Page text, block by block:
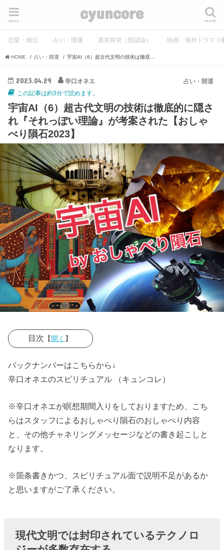
cyuncore search
menu
恋愛・婚活 占い・開運 真実探究（陰謀論） 映画・海外ドラマ・
HOME 占い・開運
占い・開運
2023.04.29
辛口オネエ
この記事は約3分で読めます。
宇宙AI（6）超古代文明の技術は徹底的に隠さ
れ『それっぽい理論』が考案された【おしゃ
べり隕石2023】
目次 【開く 】
封印されてい
ーが多数存在
する
» 彼らが
ムを考
める理
バックナンバーはこちらから↓
辛口オネエのスピリチュアル （キュンコレ）
※辛口オネエが瞑想期間入りをしておりますため、こち
らはスタッフによるおしゃべり隕石のおしゃべり内容
と、その他チャネリングメッセージなどの書き起こしと
なります。
※箇条書きかつ、スピリチュアル面で説明不足があるか
と思いますがご了承ください。
現代文明では封印されているテクノロ